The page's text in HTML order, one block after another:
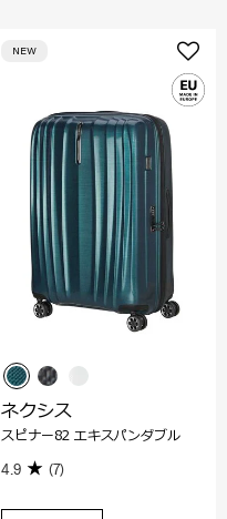
NEW
ネクシス
スピナー82 エキスパンダブル
4.9 (7)